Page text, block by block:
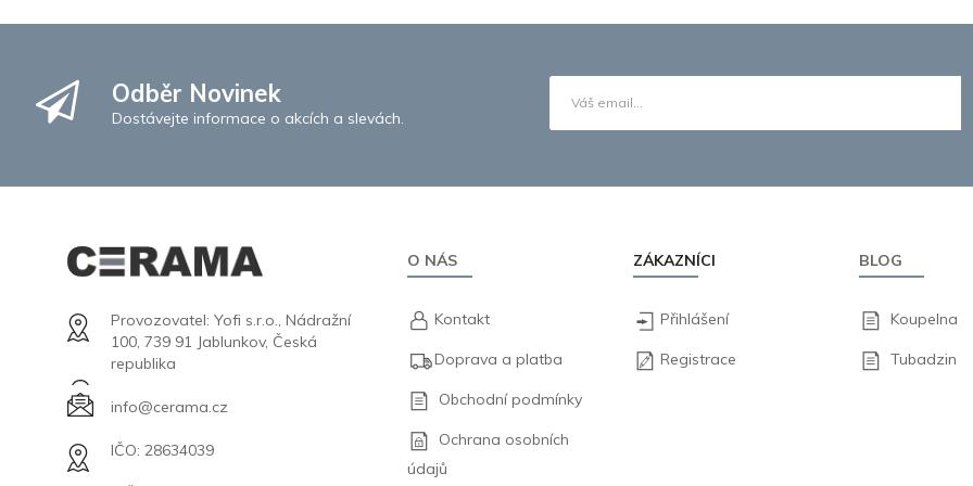
Odběr Novinek
Dostávejte informace o akcích a slevách.
Provozovatel: Yofi s.r.o., Nádražní
100, 739 91 Jablunkov, Česká
republika
info@cerama.cz
IČO: 28634039
O NÁS
Kontakt
Doprava a platba
Obchodní podmínky
Ochrana osobních
údajů
ZÁKAZNÍCI
Přihlášení
Registrace
BLOG
Koupelna
Tubadzin